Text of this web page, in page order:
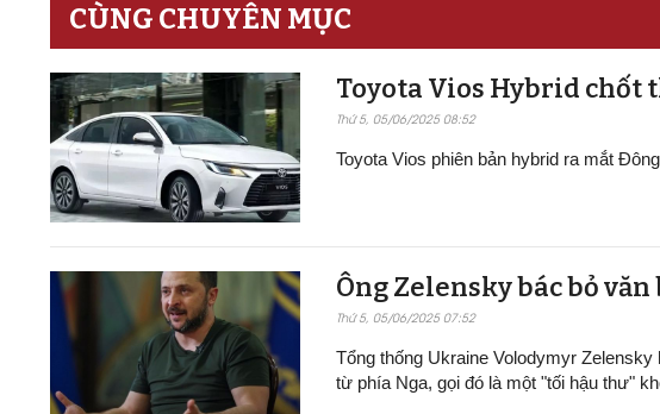
CÙNG CHUYÊN MỤC
Toyota Vios Hybrid chốt
Thứ 5, 05/06/2025 08:52
Toyota Vios phiên bản hybrid ra mắt
Ông Zelensky bác bỏ
Thứ 5, 05/06/2025 07:52
Tổng thống Ukraine Volodymyr
từ phía Nga, gọi đó là một "tối hậu thư"